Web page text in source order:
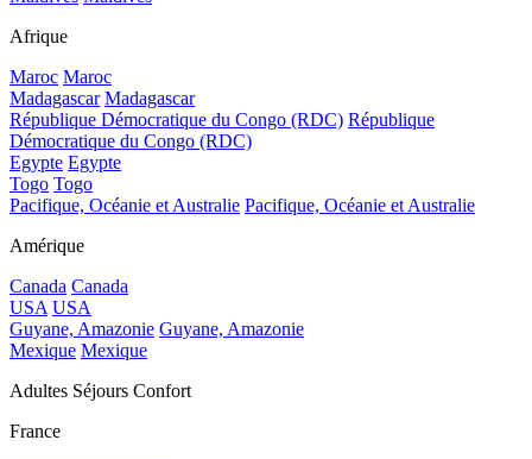
Afrique
Maroc Maroc
Madagascar Madagascar
République Démocratique du Congo (RDC) République
Démocratique du Congo (RDC)
Egypte Egypte
Togo Togo
Pacifique, Océanie et Australie Pacifique, Océanie et Australie
Amérique
Canada Canada
USA USA
Guyane, Amazonie Guyane, Amazonie
Mexique Mexique
Adultes Séjours Confort
France